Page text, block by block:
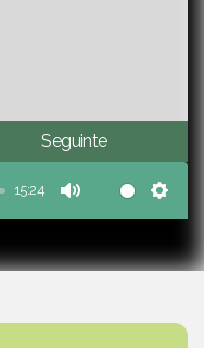
Seguinte
15:24
Mute